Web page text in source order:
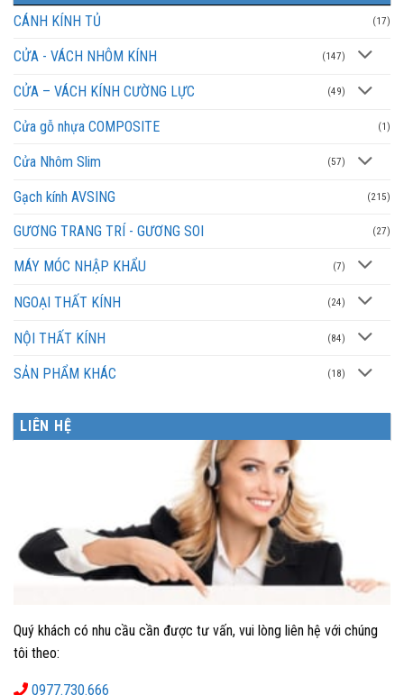
CÁNH KÍNH TỦ
(17)
CỬA - VÁCH NHÔM KÍNH (147)
CỬA – VÁCH KÍNH CƯỜNG LỰC (49)
Cửa gỗ nhựa COMPOSITE (1)
Cửa Nhôm Slim (57)
Gạch kính AVSING (215)
GƯƠNG TRANG TRÍ - GƯƠNG SOI (27)
MÁY MÓC NHẬP KHẨU (7)
NGOẠI THẤT KÍNH (24)
NỘI THẤT KÍNH (84)
SẢN PHẨM KHÁC (18)
LIÊN HỆ
Quý khách có nhu cầu cần được tư vấn, vui lòng liên hệ với chúng
tôi theo:
0977.730.666